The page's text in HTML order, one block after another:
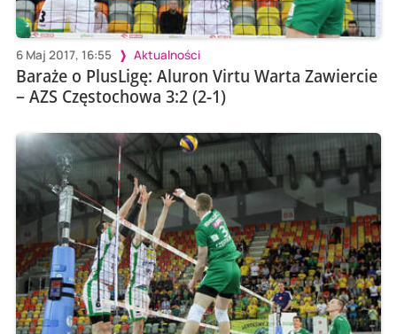
6 Maj 2017, 16:55 Aktualności
Baraże o PlusLigę: Aluron Virtu Warta Zawiercie
– AZS Częstochowa 3:2 (2-1)